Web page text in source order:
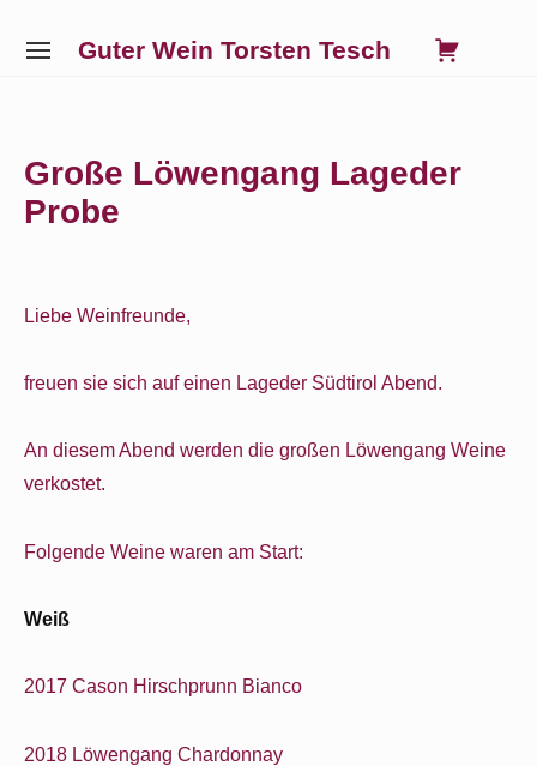
Guter Wein Torsten Tesch
SITE
Große Löwengang Lageder
Probe
Liebe Weinfreunde,
freuen sie sich auf einen Lageder Südtirol Abend.
An diesem Abend werden die großen Löwengang Weine
verkostet.
Folgende Weine waren am Start:
Weiß
2017 Cason Hirschprunn Bianco
2018 Löwengang Chardonnay